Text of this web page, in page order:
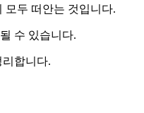
모두 떠안는 것입니다.
수 있습니다.
합니다.